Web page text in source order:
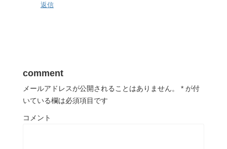
返信
comment
メールアドレスが公開されることはありません。 * が付
いている欄は必須項目です
コメント